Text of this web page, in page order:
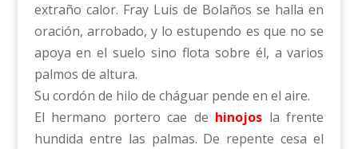
extraño calor. Fray Luis de Bolaños se halla en
oración, arrobado, y lo estupendo es que no se
apoya en el suelo sino flota sobre él, a varios
palmos de altura.
Su cordón de hilo de cháguar pende en el aire.
El hermano portero cae de hinojos la frente
hundida entre las palmas. De repente cesa el